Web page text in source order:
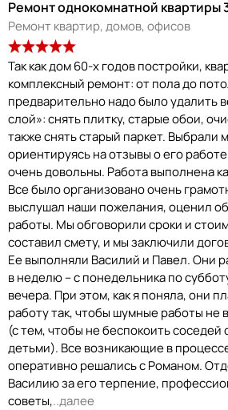
Ремонт однокомнатной квартиры
Ремонт квартир, домов, офисов
Так как дом 60-х годов постройки,
комплексный ремонт: от пола до
предварительно надо было удалить
слой»: снять плитку, старые обои,
также снять старый паркет. Выбрали
ориентируясь на отзывы о его
очень довольны. Работа выполнена
Все было организовано очень
выслушал наши пожелания, оценил
работы. Мы обговорили сроки и
составил смету, и мы заключили
Ее выполняли Василий и Павел. Они
в неделю – с понедельника по
вечера. При этом, как я поняла, они
работу так, чтобы шумные работы не
(с тем, чтобы не беспокоить соседей
детьми). Все возникающие в
оперативно решались с Романом.
Василию за его терпение,
советы,..далее